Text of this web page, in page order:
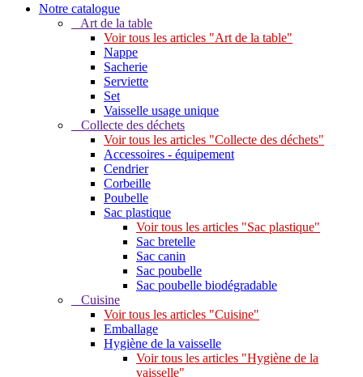
Notre catalogue
Art de la table
Voir tous les articles "Art de la table"
Nappe
Sacherie
Serviette
Set
Vaisselle usage unique
Collecte des déchets
Voir tous les articles "Collecte des déchets"
Accessoires - équipement
Cendrier
Corbeille
Poubelle
Sac plastique
Voir tous les articles "Sac plastique"
Sac bretelle
Sac canin
Sac poubelle
Sac poubelle biodégradable
Cuisine
Voir tous les articles "Cuisine"
Emballage
Hygiène de la vaisselle
Voir tous les articles "Hygiène de la
vaisselle"